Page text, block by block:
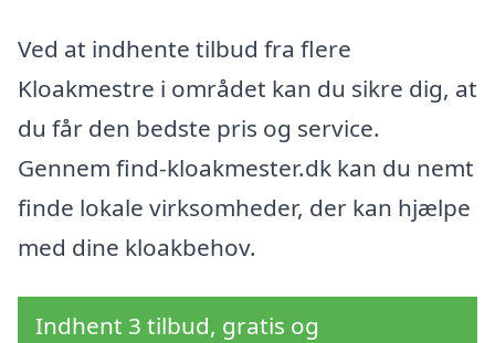
Ved at indhente tilbud fra flere
Kloakmestre i området kan du sikre dig, at
du får den bedste pris og service.
Gennem find-kloakmester.dk kan du nemt
finde lokale virksomheder, der kan hjælpe
med dine kloakbehov.
Indhent 3 tilbud, gratis og